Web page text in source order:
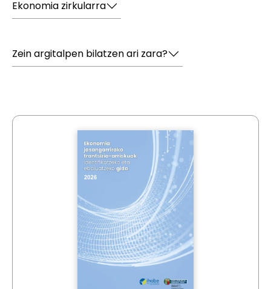
Ekonomia zirkularra
Zein argitalpen bilatzen ari zara?